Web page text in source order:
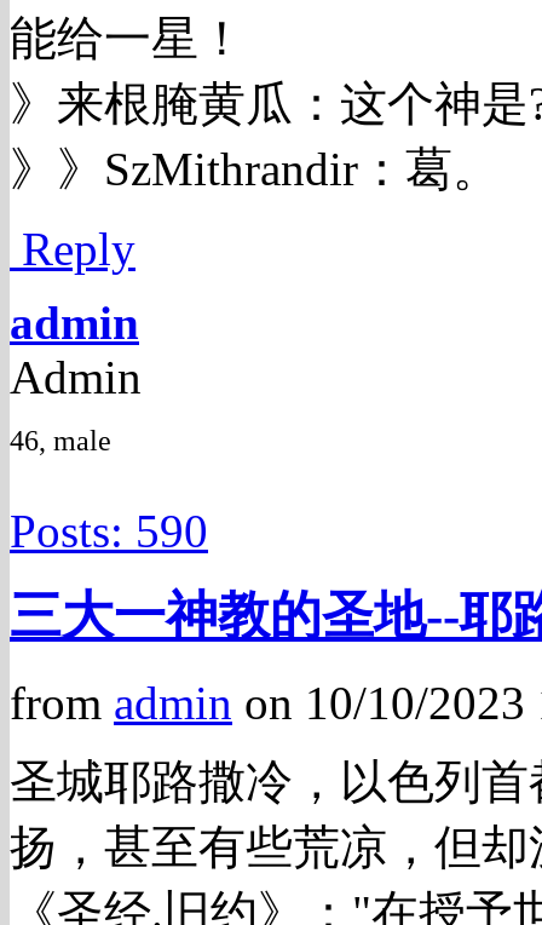
能给一星！
》来根腌黄瓜：这个神是
》》SzMithrandir：葛。
Reply
admin
Admin
46, male
Posts: 590
三大一神教的圣地--耶
from admin on 10/10/
圣城耶路撒冷，以色列
扬，甚至有些荒凉，但
《圣经.旧约》："在授